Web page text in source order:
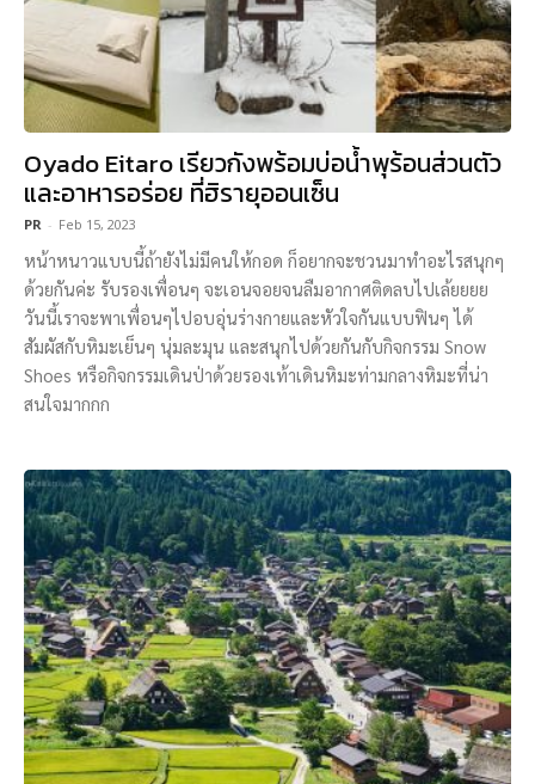
Oyado Eitaro เรียวกังพร้อมบ่อน้ำพุร้อนส่วนตัว
และอาหารอร่อย ที่ฮิรายุออนเซ็น
PR - Feb 15, 2023
หน้าหนาวแบบนี้ถ้ายังไม่มีคนให้กอด ก็อยากจะชวนมาทำอะไรสนุกๆ
ด้วยกันค่ะ รับรองเพื่อนๆ จะเอนจอยจนลืมอากาศติดลบไปเล้ยยยย
วันนี้เราจะพาเพื่อนๆไปอบอุ่นร่างกายและหัวใจกันแบบฟินๆ ได้
สัมผัสกับหิมะเย็นๆ นุ่มละมุน และสนุกไปด้วยกันกับกิจกรรม Snow
Shoes หรือกิจกรรมเดินป่าด้วยรองเท้าเดินหิมะท่ามกลางหิมะที่น่า
สนใจมากกก